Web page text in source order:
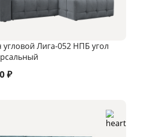
угловой Лига-052 НПБ угол
₽